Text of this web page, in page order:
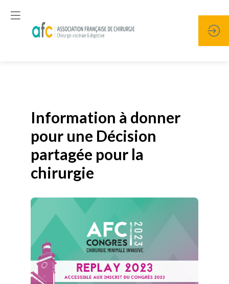
Information à donner
pour une Décision
partagée pour la
chirurgie